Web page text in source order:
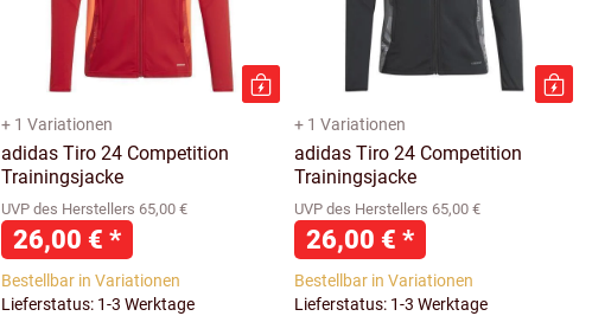
+ 1 Variationen
adidas Tiro 24 Competition
Trainingsjacke
UVP des Herstellers 65,00 €
26,00 € *
Bestellbar in Variationen
Lieferstatus: 1-3 Werktage
+ 1 Variationen
adidas Tiro 24 Competition
Trainingsjacke
UVP des Herstellers 65,00 €
26,00 € *
Bestellbar in Variationen
Lieferstatus: 1-3 Werktage